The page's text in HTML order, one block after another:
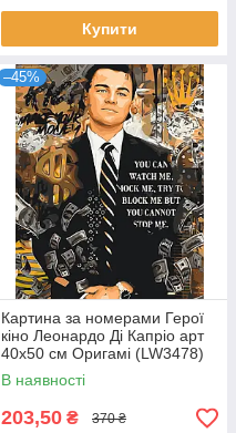
Купити
–45%
Картина за номерами Герої
кіно Леонардо Ді Капріо арт
40x50 см Оригамі (LW3478)
В наявності
203,50 ₴ 370 ₴